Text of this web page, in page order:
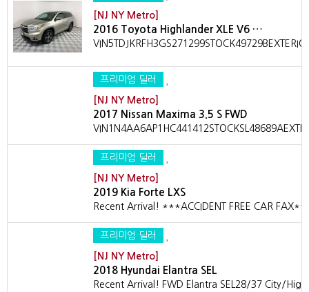
[NJ NY Metro]
2016 Toyota Highlander XLE V6 …
프리미엄 딜러
[NJ NY Metro]
2017 Nissan Maxima 3.5 S FWD
프리미엄 딜러
[NJ NY Metro]
2019 Kia Forte LXS
Recent Arrival! ***ACCIDENT FREE CAR
프리미엄 딜러
[NJ NY Metro]
2018 Hyundai Elantra SEL
Recent Arrival! FWD Elantra SEL28/37 City/